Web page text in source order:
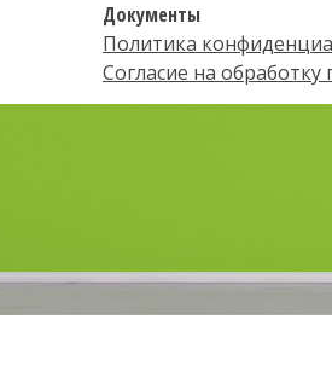
Документы
Политика
Согласие на